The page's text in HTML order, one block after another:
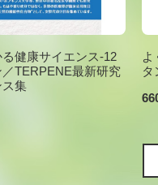
る健康サイエンス-12
TERPENE最新研究
ス集
よ
タ